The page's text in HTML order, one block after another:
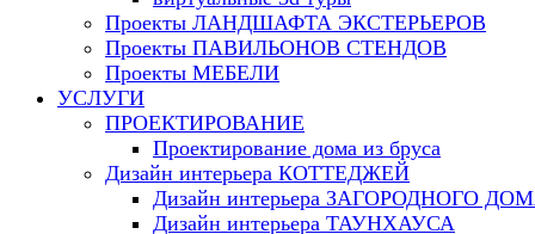
Проекты ЛАНДШАФТА ЭКСТЕРЬЕРОВ
Проекты ПАВИЛЬОНОВ СТЕНДОВ
Проекты МЕБЕЛИ
УСЛУГИ
ПРОЕКТИРОВАНИЕ
Проектирование дома из бруса
Дизайн интерьера КОТТЕДЖЕЙ
Дизайн интерьера ЗАГОРОДНОГО
Дизайн интерьера ТАУНХАУСА